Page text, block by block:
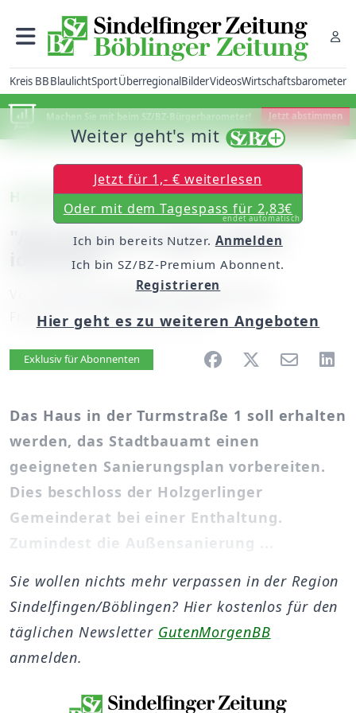
Kreis BBBlaulichtSportÜberregionalBilderVideosWirtschaftsbarometer
Machen Sie mit beim SZ/BZ-Bürgerbarometer! Jetzt abstimmen
Holzgerlingen: Turmgasse 1
"Alle Berechnungen wären
idiotisch"
unserem Redakteur Hansjörg Jung
Freitag, 13. Juli 2007, 05:00 Uhr
Artikel vorlesen
Exklusiv für Abonnenten
Das Haus in der Turmstraße 1 soll erhalten
werden, das Stadtbauamt einen
geeigneten Sanierungsplan vorbereiten.
Dies beschloss der Holzgerlinger
Gemeinderat bei einer Enthaltung.
Zumindest die Außensanierung ...
Weiter geht's mit
Jetzt für 1,- € weiterlesen
Oder mit dem Tagespass für 2,83€
endet automatisch
Ich bin bereits Nutzer. Anmelden
Ich bin SZ/BZ-Premium Abonnent.
Registrieren
Hier geht es zu weiteren Angeboten
Sie wollen nichts mehr verpassen in der Region
Sindelfingen/Böblingen? Hier kostenlos für den
täglichen Newsletter GutenMorgenBB
anmelden.